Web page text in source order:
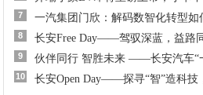
7 一汽集团门欣：解码数智化转型如
8 长安Free Day——驾驭深蓝，益路
9 伙伴同行 智胜未来 ——长安汽车“
10 长安Open Day——探寻“智”造科技